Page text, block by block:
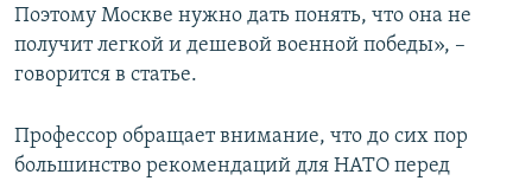
Поэтому Москве нужно дать понять, что она не
получит легкой и дешевой военной победы», –
говорится в статье.
Профессор обращает внимание, что до сих пор
большинство рекомендаций для НАТО перед